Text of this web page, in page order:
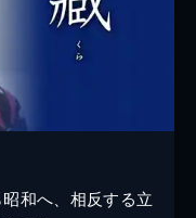
和へ、相反する立